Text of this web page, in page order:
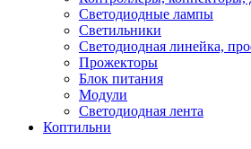
Светодиодные лампы
Светильники
Светодиодная линейка,
Прожекторы
Блок питания
Модули
Светодиодная лента
Коптильни